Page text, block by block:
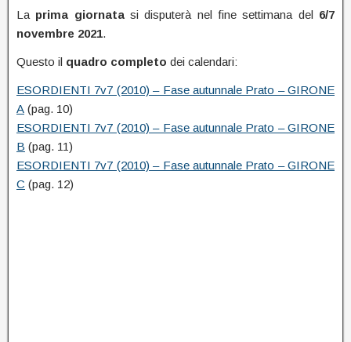
La prima giornatasi disputerà nel fine settimana del 6/7
novembre 2021.
Questo il quadro completo dei calendari:
ESORDIENTI 7v7 (2010) – Fase autunnale Prato – GIRONE
A (pag. 10)
ESORDIENTI 7v7 (2010) – Fase autunnale Prato – GIRONE
B (pag. 11)
ESORDIENTI 7v7 (2010) – Fase autunnale Prato – GIRONE
C (pag. 12)